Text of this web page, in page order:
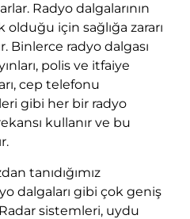
Radyo dalgalarının
olduğu için sağlığa zararı
Binlerce radyo dalgası
polis ve itfaiye
cep telefonu
gibi her bir radyo
kullanır ve bu
tanıdığımız
dalgaları gibi çok geniş
Radar sistemleri, uydu